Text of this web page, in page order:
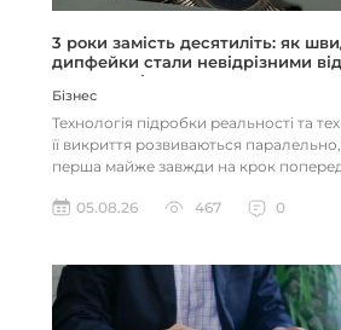
3 роки замість десятиліть: як
дипфейки стали невідрізними від
реальності
Бізнес
Технологія підробки реальності та
її викриття розвиваються
перша майже завжди на крок
05.08.26
467 0